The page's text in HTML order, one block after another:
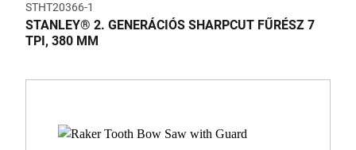
STHT20366-1
STANLEY® 2. GENERÁCIÓS SHARPCUT FŰRÉSZ 7
TPI, 380 MM